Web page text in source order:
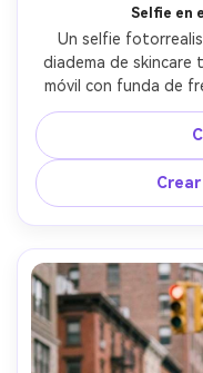
Selfie en
Un selfie
diadema de skincare
móvil con funda de
suaves, brillo de
con un cuenco de
perspectiva 28mm,